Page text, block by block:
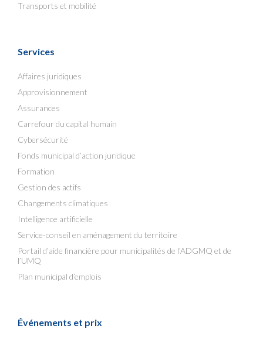
Transports et mobilité
Services
Affaires juridiques
Approvisionnement
Assurances
Carrefour du capital humain
Cybersécurité
Fonds municipal d’action juridique
Formation
Gestion des actifs
Changements climatiques
Intelligence artificielle
Service-conseil en aménagement du territoire
Portail d’aide financière pour municipalités de l’ADGMQ et de
l’UMQ
Plan municipal d’emplois
Événements et prix